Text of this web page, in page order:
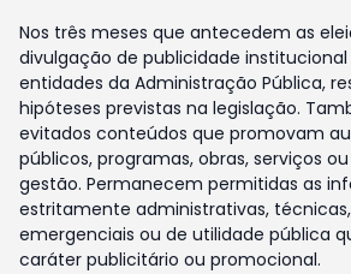
Nos três meses que antecedem as
divulgação de publicidade institucional
entidades da Administração Pública,
hipóteses previstas na legislação.
evitados conteúdos que promovam
públicos, programas, obras, serviços
gestão. Permanecem permitidas as
estritamente administrativas,
emergenciais ou de utilidade pública
caráter publicitário ou promocional.